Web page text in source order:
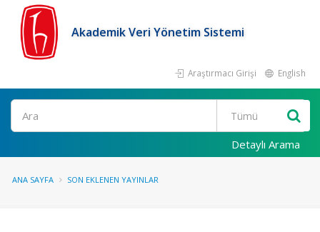
Akademik Veri Yönetim Sistemi
Araştırmacı Girişi English
Ara
Detaylı Arama
ANA SAYFA SON EKLENEN YAYINLAR